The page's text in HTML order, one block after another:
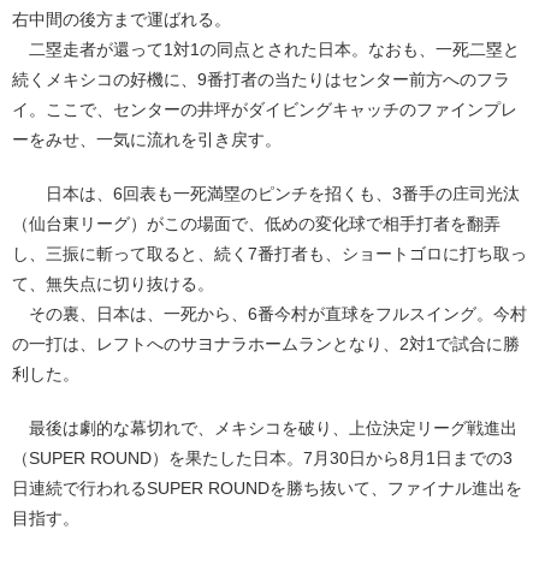
右中間の後方まで運ばれる。
二塁走者が還って1対1の同点とされた日本。なおも、一死二塁と
続くメキシコの好機に、9番打者の当たりはセンター前方へのフラ
イ。ここで、センターの井坪がダイビングキャッチのファインプレ
ーをみせ、一気に流れを引き戻す。
日本は、6回表も一死満塁のピンチを招くも、3番手の庄司光汰
（仙台東リーグ）がこの場面で、低めの変化球で相手打者を翻弄
し、三振に斬って取ると、続く7番打者も、ショートゴロに打ち取っ
て、無失点に切り抜ける。
その裏、日本は、一死から、6番今村が直球をフルスイング。今村
の一打は、レフトへのサヨナラホームランとなり、2対1で試合に勝
利した。
最後は劇的な幕切れで、メキシコを破り、上位決定リーグ戦進出
（SUPER ROUND）を果たした日本。7月30日から8月1日までの3
日連続で行われるSUPER ROUNDを勝ち抜いて、ファイナル進出を
目指す。